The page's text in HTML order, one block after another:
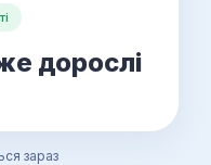
дорослі
зараз